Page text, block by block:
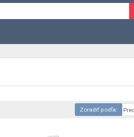
Zoradiť podľa: